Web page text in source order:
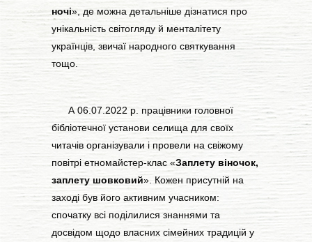
ночі», де можна детальніше дізнатися про
унікальність світогляду й менталітету
українців, звичаї народного святкування
тощо.
А 06.07.2022 р. працівники головної
бібліотечної установи селища для своїх
читачів організували і провели на свіжому
повітрі етномайстер-клас «Заплету віночок,
заплету шовковий». Кожен присутній на
заході був його активним учасником:
спочатку всі поділилися знаннями та
досвідом щодо власних сімейних традицій у